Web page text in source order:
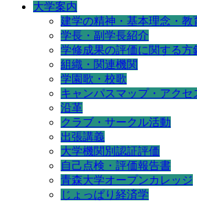
大学案内
建学の精神・基本理念・教
学長・副学長紹介
学修成果の評価に関する方
組織・関連機関
学園歌・校歌
キャンパスマップ・アクセ
沿革
クラブ・サークル活動
出張講義
大学機関別認証評価
自己点検・評価報告書
青森大学オープンカレッジ
じょっぱり経済学